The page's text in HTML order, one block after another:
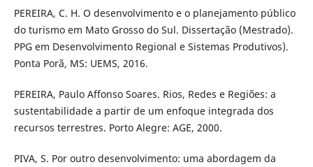
PEREIRA, C. H. O desenvolvimento e o planejamento público
do turismo em Mato Grosso do Sul. Dissertação (Mestrado).
PPG em Desenvolvimento Regional e Sistemas Produtivos).
Ponta Porã, MS: UEMS, 2016.
PEREIRA, Paulo Affonso Soares. Rios, Redes e Regiões: a
sustentabilidade a partir de um enfoque integrada dos
recursos terrestres. Porto Alegre: AGE, 2000.
PIVA, S. Por outro desenvolvimento: uma abordagem da